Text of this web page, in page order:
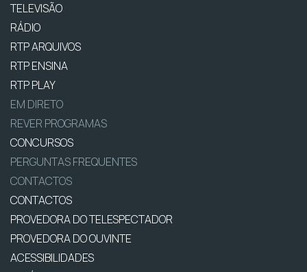
TELEVISÃO
RÁDIO
RTP ARQUIVOS
RTP ENSINA
RTP PLAY
EM DIRETO
REVER PROGRAMAS
CONCURSOS
PERGUNTAS FREQUENTES
CONTACTOS
CONTACTOS
PROVEDORA DO TELESPECTADOR
PROVEDORA DO OUVINTE
ACESSIBILIDADES